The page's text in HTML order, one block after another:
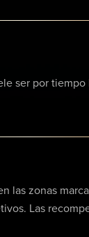
ser por
las zonas
Las